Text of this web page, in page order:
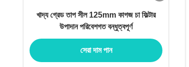
খাদ্য গ্রেড তাপ সীল 125mm কাগজ চা ফিল্টার
উপাদান পরিবেশগত বন্ধুত্বপূর্ণ
সেরা দাম পান